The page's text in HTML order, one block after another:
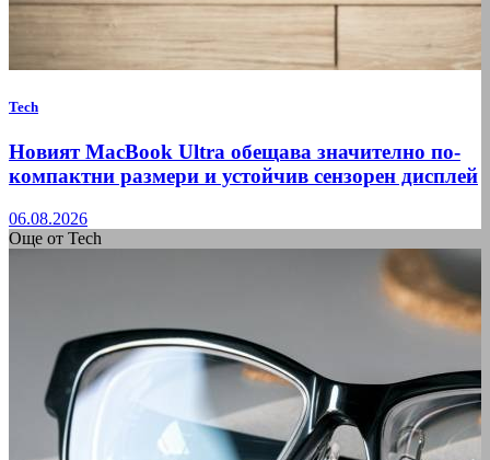
Tech
Новият MacBook Ultra обещава значително по-
компактни размери и устойчив сензорен дисплей
06.08.2026
Още от Tech